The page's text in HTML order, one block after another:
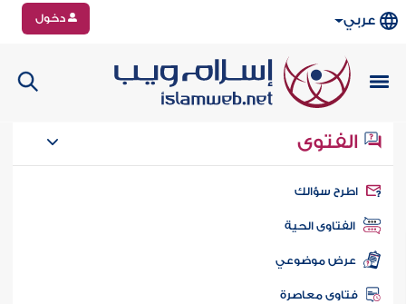
عربي دخول
الفتوى
سؤالك
الفتاوى الحية
عرض موضوعي